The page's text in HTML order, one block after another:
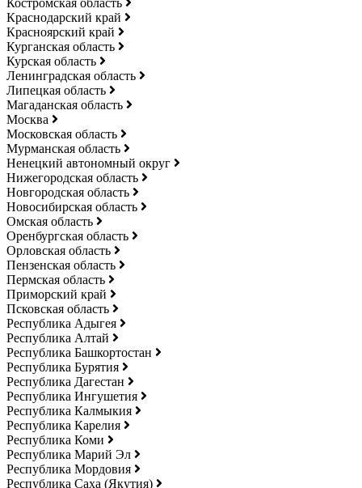
Костромская область
Краснодарский край
Красноярский край
Курганская область
Курская область
Ленинградская область
Липецкая область
Магаданская область
Москва
Московская область
Мурманская область
Ненецкий автономный округ
Нижегородская область
Новгородская область
Новосибирская область
Омская область
Оренбургская область
Орловская область
Пензенская область
Пермская область
Приморский край
Псковская область
Республика Адыгея
Республика Алтай
Республика Башкортостан
Республика Бурятия
Республика Дагестан
Республика Ингушетия
Республика Калмыкия
Республика Карелия
Республика Коми
Республика Марий Эл
Республика Мордовия
Республика Саха (Якутия)